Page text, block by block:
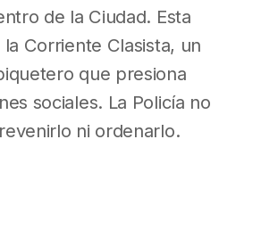
de la Ciudad. Esta
Corriente Clasista, un
que presiona
sociales. La Policía no
ni ordenarlo.